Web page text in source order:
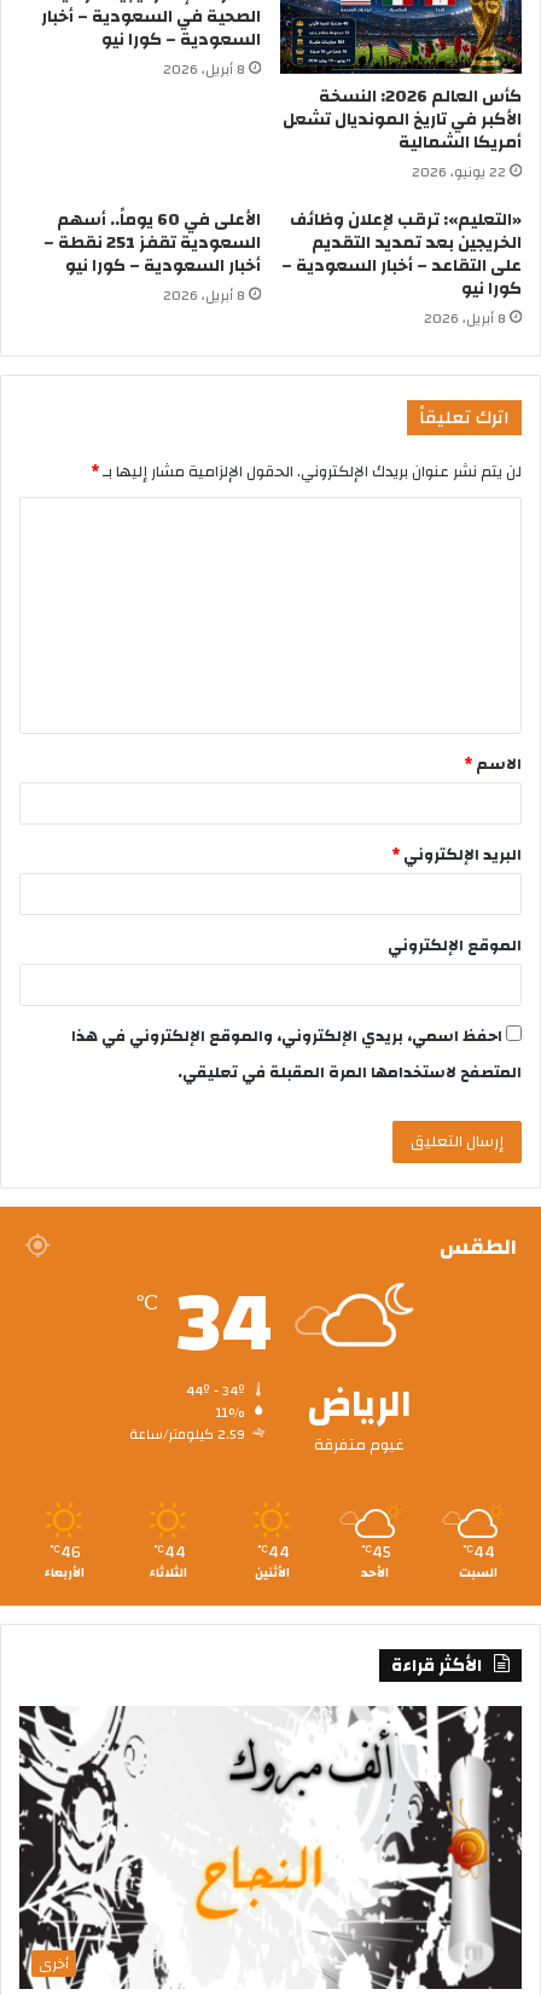
كأس العالم 2026: النسخة
الأكبر في تاريخ المونديال تشعل
أمريكا الشمالية
22 يونيو، 2026
الصحية في السعودية – أخبار
السعودية – كورا نيو
8 أبريل، 2026
«التعليم»: ترقب لإعلان وظائف
الخريجين بعد تمديد التقديم
على التقاعد – أخبار السعودية –
كورا نيو
8 أبريل، 2026
الأعلى في 60 يوماً.. أسهم
السعودية تقفز 251 نقطة –
أخبار السعودية – كورا نيو
8 أبريل، 2026
اترك تعليقاً
لن يتم نشر عنوان بريدك الإلكتروني.الحقول الإلزامية مشار إليها بـ*
الاسم*
البريد الإلكتروني*
الموقع الإلكتروني
احفظ اسمي، بريدي الإلكتروني، والموقع الإلكتروني في هذا
المتصفح لاستخدامها المرة المقبلة في تعليقي.
الطقس
الرياض
غيوم متفرقة
34
℃
11%
2.59 كيلومتر/ساعة
44
℃
السبت
45
℃
الأحد
44
℃
الأثنين
44
℃
الثلاثاء
46
℃
الأربعاء
الأكثر قراءة
أخرى